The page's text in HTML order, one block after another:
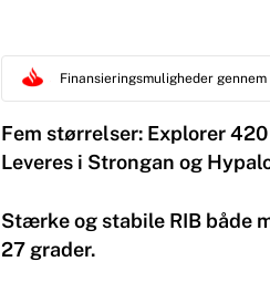
Finansieringsmuligheder
Fem størrelser: Explorer 420
Leveres i Strongan og
Stærke og stabile RIB både
27 grader.